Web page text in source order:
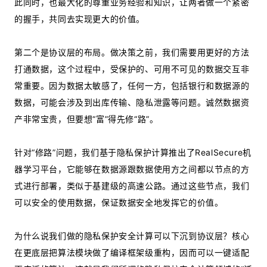
的握手，共同去实现更大的价值。
第二个是协议层的布局。做决策之前，我们需要用更好的方法
打通数据，这个过程中，受保护的、可用不可见的数据交互非
常重要。因为数据太敏感了，任何一方，包括银行和数据源的
数据，可能会涉及到出库传输、隐私泄露等问题。诚然数据资
产非常宝贵，但要想“富”得先修“路”。
针对“修路”问题，我们基于隐私保护计算推出了RealSecure机
器学习平台，它能够在数据源跟数据使用方之间都以节点的方
式进行部署，类似于基建级的高速公路。通过这些节点，我们
可以安全的使用数据，保证数据安全地发挥它的价值。
为什么说我们做的隐私保护安全计算可以下沉到协议层？核心
在更底层把算法模块做了编译框架级重构，因而可以一键适配